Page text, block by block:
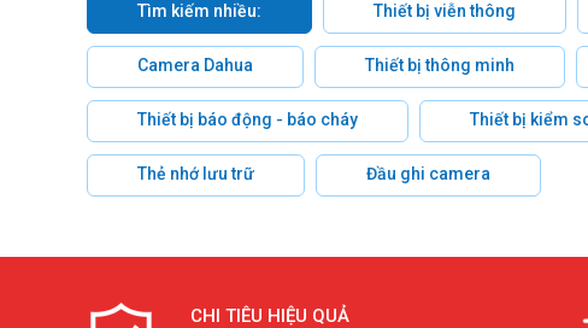
Tìm kiếm nhiều: Thiết bị viễn thông
Camera Dahua Thiết bị thông minh
Thiết bị báo động - báo cháy Thiết bị kiểm
Thẻ nhớ lưu trữ Đầu ghi camera
CHI TIÊU HIỆU QUẢ